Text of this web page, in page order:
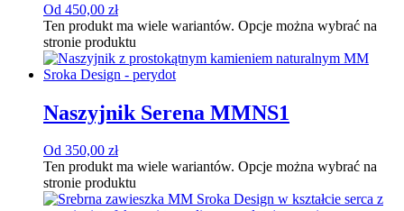
Od 450,00 zł
Ten produkt ma wiele wariantów. Opcje można wybrać na
stronie produktu
Naszyjnik Serena MMNS1
Od 350,00 zł
Ten produkt ma wiele wariantów. Opcje można wybrać na
stronie produktu